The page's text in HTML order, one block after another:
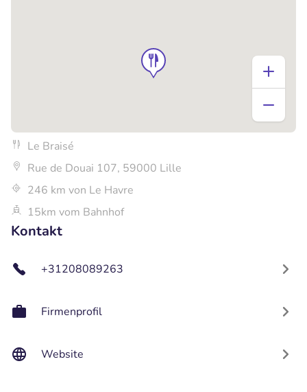
Le Braisé
Rue de Douai 107, 59000 Lille
246 km von Le Havre
15km vom Bahnhof
Kontakt
+31208089263
Firmenprofil
Website